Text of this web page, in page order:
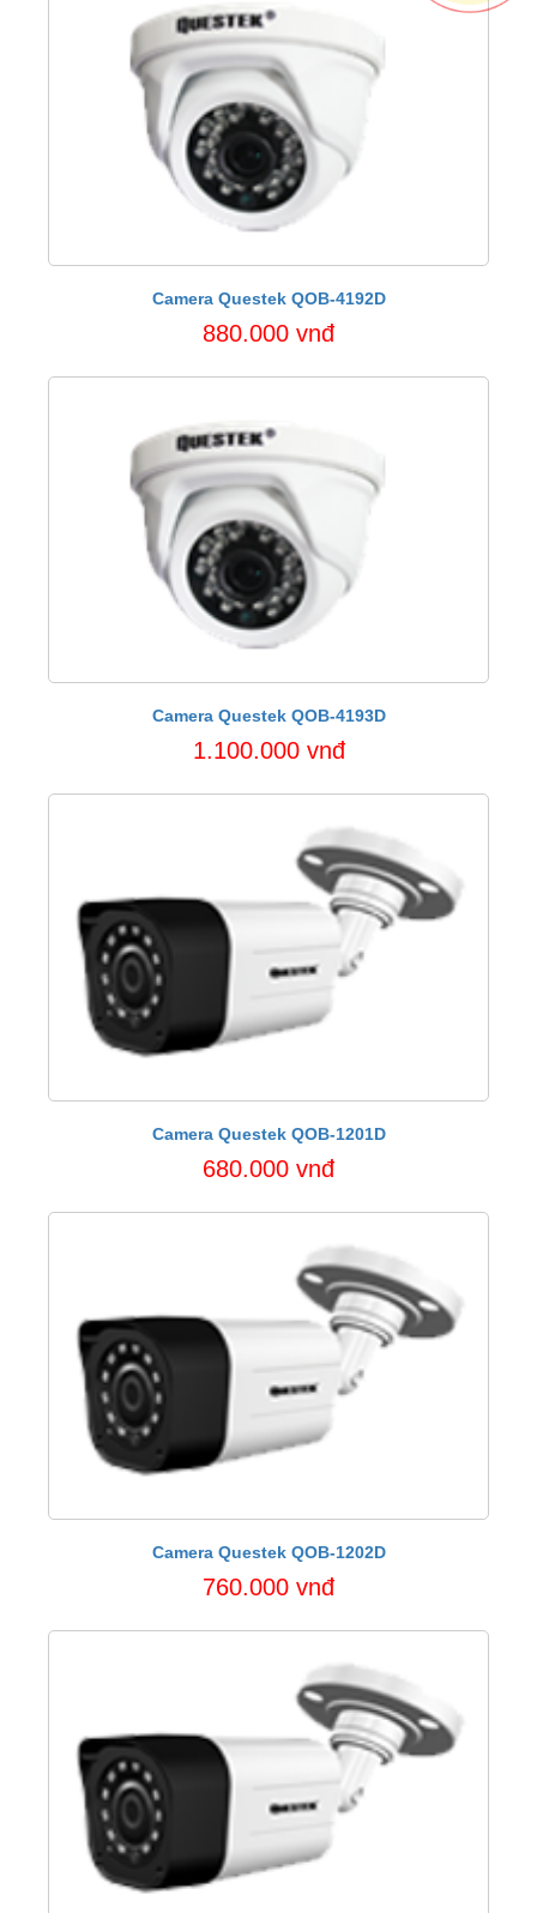
Camera Questek QOB-4192D
880.000 vnđ
Camera Questek QOB-4193D
1.100.000 vnđ
Camera Questek QOB-1201D
680.000 vnđ
Camera Questek QOB-1202D
760.000 vnđ